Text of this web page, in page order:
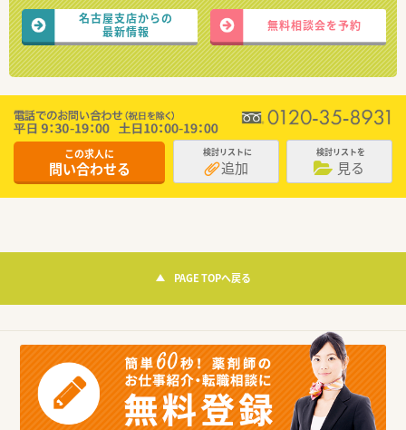
名古屋支店からの
最新情報
無料相談会を予約
この求人に
問い合わせる
検討リストに
追加
検討リストを
見る
PAGE TOPへ戻る